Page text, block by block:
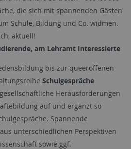
die sich mit spannenden Gästen
Schule, Bildung und Co. widmen.
aktuell!
am Lehramt Interessierte
bis zur queeroffenen
Schulgespräche
Herausforderungen
auf und ergänzt so
Spannende
unterschiedlichen Perspektiven
sowie ggf.